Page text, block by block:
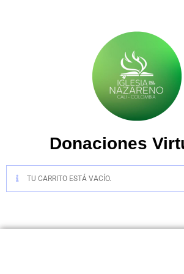
Donaciones
TU CARRITO ESTÁ VACÍO.